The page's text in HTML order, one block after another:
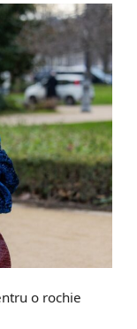
o rochie